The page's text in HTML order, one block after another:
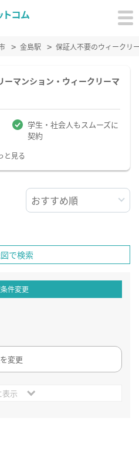
金島駅 保証人不要のウィークリ
マンション・ウィークリーマ
学生・社会人もスムーズに
契約
と見る
で検索
件変更
変更
表示